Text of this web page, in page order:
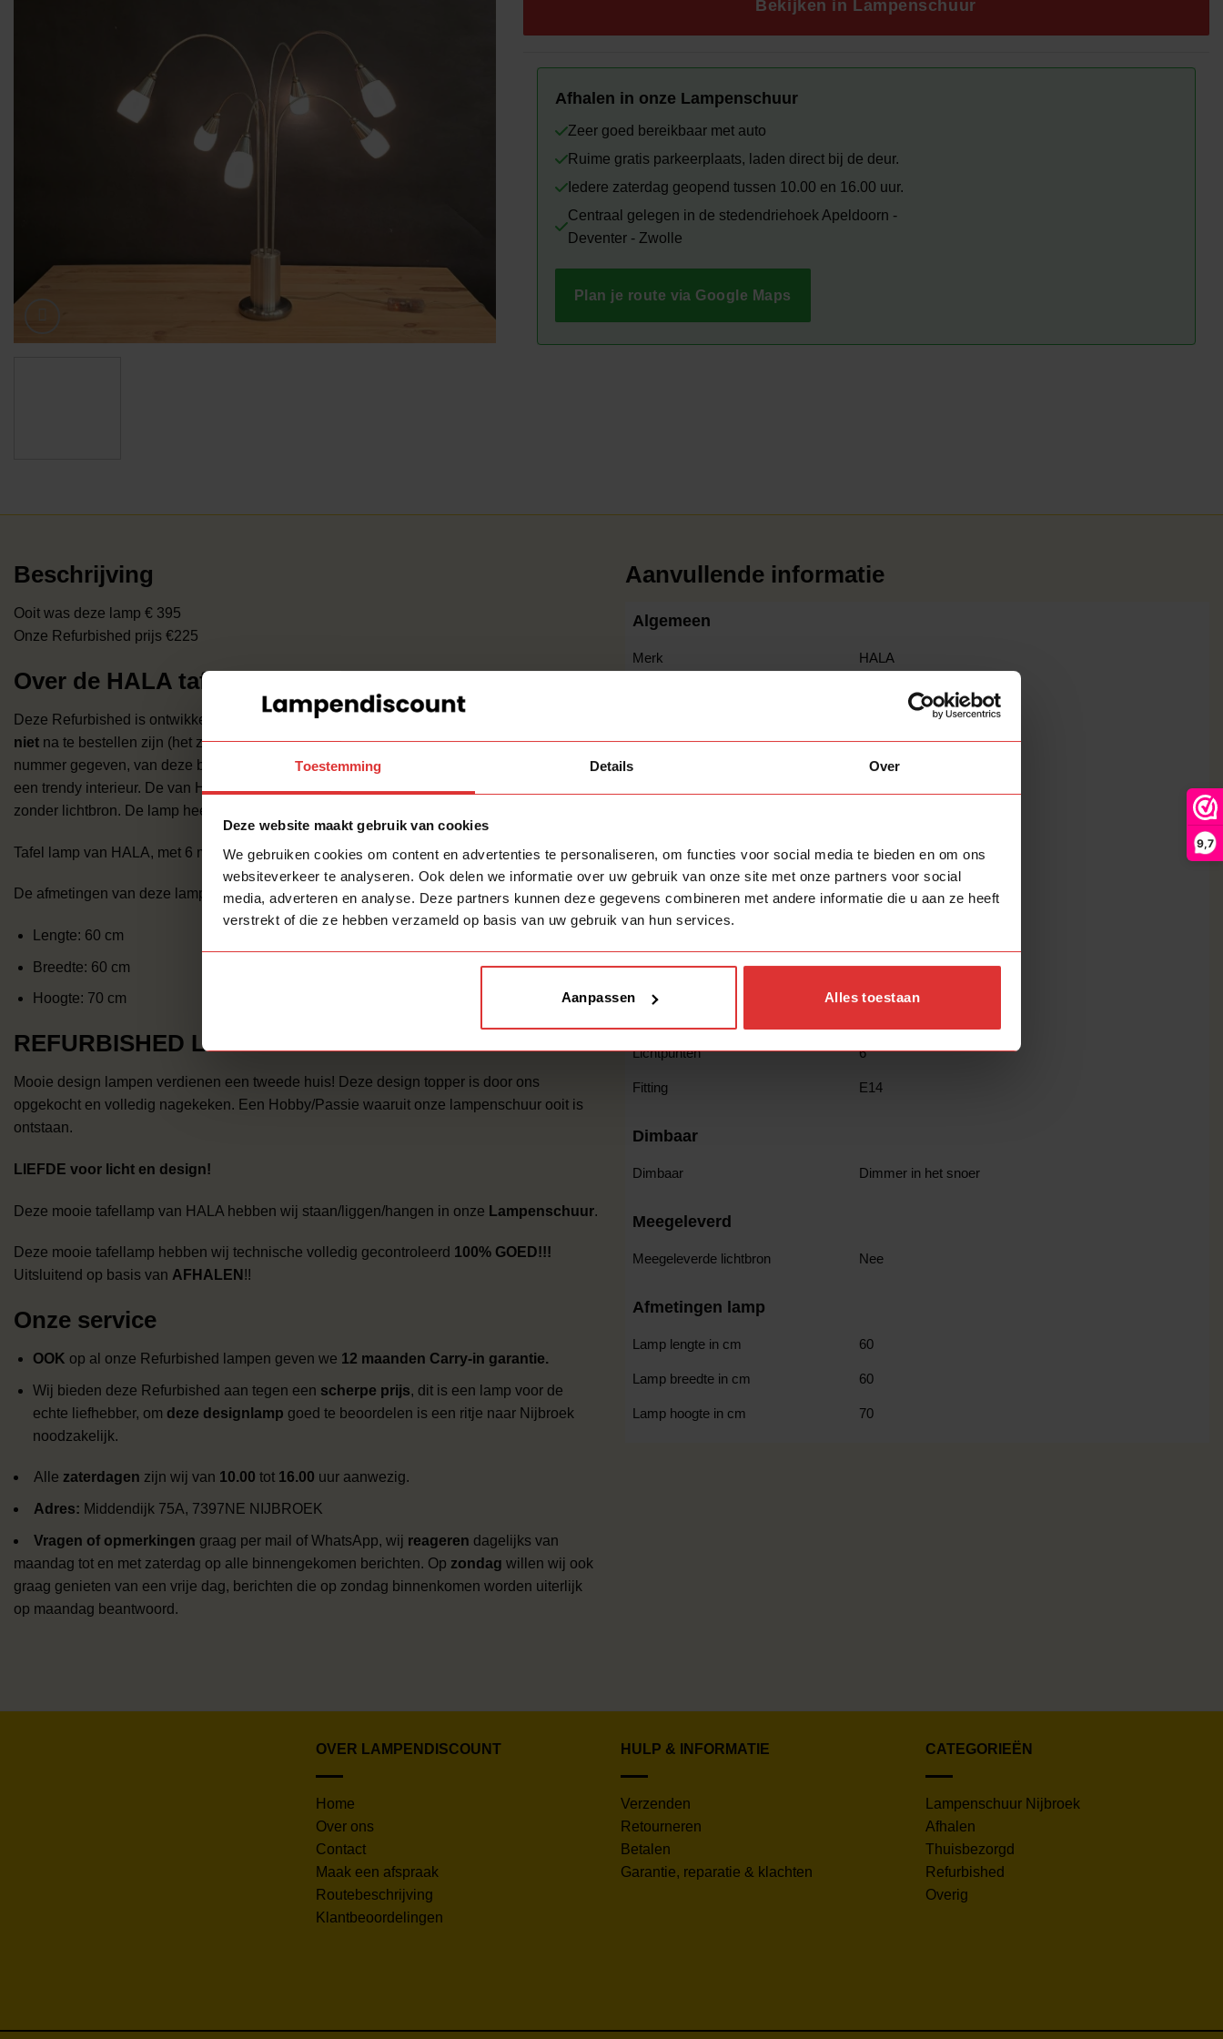
9,7
Toestemming Details Over
Deze website maakt gebruik van cookies
We gebruiken cookies om content en advertenties te personaliseren, om functies voor social media te bieden en om ons
websiteverkeer te analyseren. Ook delen we informatie over uw gebruik van onze site met onze partners voor social
media, adverteren en analyse. Deze partners kunnen deze gegevens combineren met andere informatie die u aan ze heeft
verstrekt of die ze hebben verzameld op basis van uw gebruik van hun services.
Aanpassen Alles toestaan
Bekijken in Lampenschuur
Afhalen in onze Lampenschuur
Zeer goed bereikbaar met auto
Ruime gratis parkeerplaats, laden direct bij de deur.
Iedere zaterdag geopend tussen 10.00 en 16.00 uur.
Centraal gelegen in de stedendriehoek Apeldoorn -
Deventer - Zwolle
Plan je route via Google Maps
Beschrijving
Ooit was deze lamp € 395
Onze Refurbished prijs €225
Over de HALA tafellamp 129 Refurbished
Deze Refurbished is ontwikkeld door het merk HALA. Omdat onze Refurbished lampen
niet na te bestellen zijn (het zijnunicamodellen) hebben we dezeeen eigen uniek
nummer gegeven, van deze beauty is dat 129. De lamp past met zijn RVS kleur perfect in
een trendy interieur. De van HALA is uitgevoerd met E14-fitting(en) en wordt geleverd
zonder lichtbron. De lamp heeft 6 lichtpunt(en).
Tafel lamp van HALA, met 6 mooie witte cup glazen.
De afmetingen van deze lamp zijn:
Lengte: 60 cm
Breedte: 60 cm
Hoogte: 70 cm
REFURBISHED LAMPEN
Mooie design lampen verdienen een tweede huis! Deze design topper is door ons
opgekocht en volledig nagekeken. Een Hobby/Passie waaruit onze lampenschuur ooit is
ontstaan.
LIEFDE voor licht en design!
Deze mooie tafellamp van HALA hebben wij staan/liggen/hangen in onze Lampenschuur.
Deze mooie tafellamp hebben wij technische volledig gecontroleerd 100% GOED!!!
Uitsluitend op basis van AFHALEN !!
Onze service
OOK op al onze Refurbished lampen geven we 12 maanden Carry-in garantie.
Wij bieden deze Refurbished aan tegen een scherpe prijs, dit is een lamp voor de
echte liefhebber, om deze designlamp goed te beoordelen is een ritje naar Nijbroek
noodzakelijk.
Alle zaterdagen zijn wij van 10.00 tot 16.00 uur aanwezig.
Adres: Middendijk 75A, 7397NE NIJBROEK
Vragen of opmerkingen graag per mail of WhatsApp, wij reageren dagelijks van
maandag tot en met zaterdag op alle binnengekomen berichten. Op zondag willen wij ook
graag genieten van een vrije dag, berichten die op zondag binnenkomen worden uiterlijk
op maandag beantwoord.
Aanvullende informatie
Algemeen
Merk HALA
Type lamp Refurbished
Over het design
Kleur RVS
Stijl Trendy
Lichtpunten 6
Fitting E14
Dimbaar
Dimbaar Dimmer in het snoer
Meegeleverd
Meegeleverde lichtbron Nee
Afmetingen lamp
Lamp lengte in cm 60
Lamp breedte in cm 60
Lamp hoogte in cm 70
OVER LAMPENDISCOUNT
Home
Over ons
Contact
Maak een afspraak
Routebeschrijving
Klantbeoordelingen
HULP & INFORMATIE
Verzenden
Retourneren
Betalen
Garantie, reparatie & klachten
CATEGORIEËN
Lampenschuur Nijbroek
Afhalen
Thuisbezorgd
Refurbished
Overig